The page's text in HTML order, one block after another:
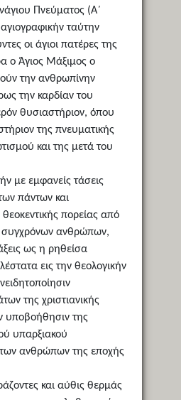
Πνεύματος (Α΄
ταύτην
οι άγιοι πατέρες της
ο Άγιος Μάξιμος ο
την ανθρωπίνην
την καρδίαν του
θυσιαστήριον, όπου
της πνευματικής
και της μετά του
με εμφανείς τάσεις
πάντων και
πορείας από
συγχρόνων ανθρώπων,
ως η ρηθείσα
εις την θεολογικήν
της χριστιανικής
υποβοήθησιν της
υπαρξιακού
ανθρώπων της εποχής
και αύθις θερμάς